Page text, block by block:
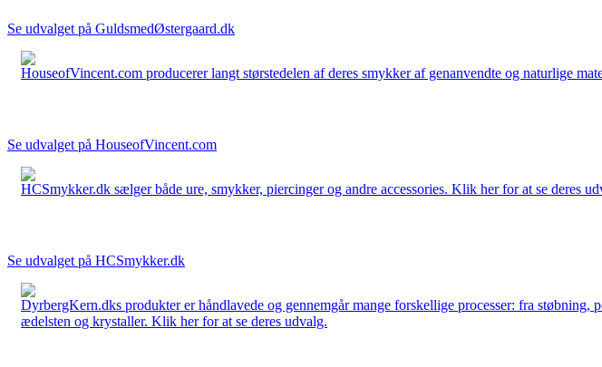
Se udvalget på GuldsmedØstergaard.dk
HouseofVincent.com producerer langt størstedelen af deres smykker af genanvendte og naturlige
Se udvalget på HouseofVincent.com
HCSmykker.dk sælger både ure, smykker, piercinger og andre accessories. Klik her for at se deres
Se udvalget på HCSmykker.dk
DyrbergKern.dks produkter er håndlavede og gennemgår mange forskellige processer: fra
ædelsten og krystaller. Klik her for at se deres udvalg.